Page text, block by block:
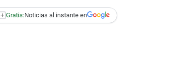
+ Gratis:Noticias al instante en